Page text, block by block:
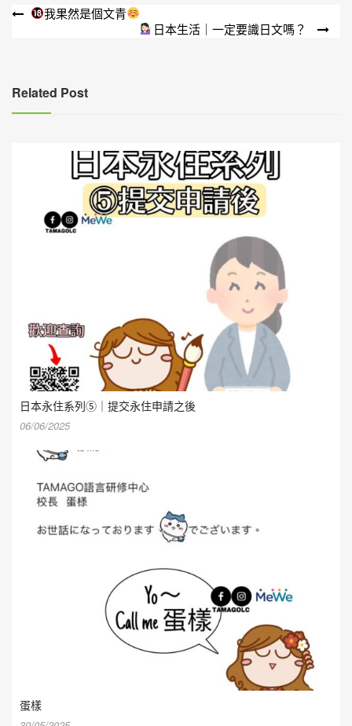
文
覽
我果然是個文青
日本生活｜一定要識日文嗎？
Related Post
日本永住系列⑤｜提交永住申請之後
06/06/2025
蛋樣